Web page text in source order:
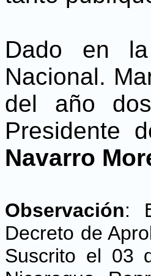
Dado en
Nacional.
del año
Presidente
Navarro
Observación:
Decreto de
Suscrito el 03